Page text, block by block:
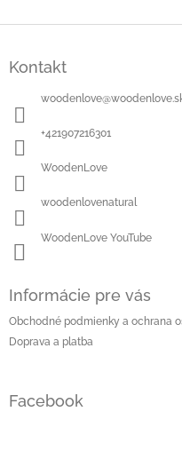
Kontakt
woodenlove@
+421907216301
WoodenLove
woodenlovenatural
WoodenLove YouTube
Informácie pre vás
Obchodné podmienky a ochrana
Doprava a platba
Facebook